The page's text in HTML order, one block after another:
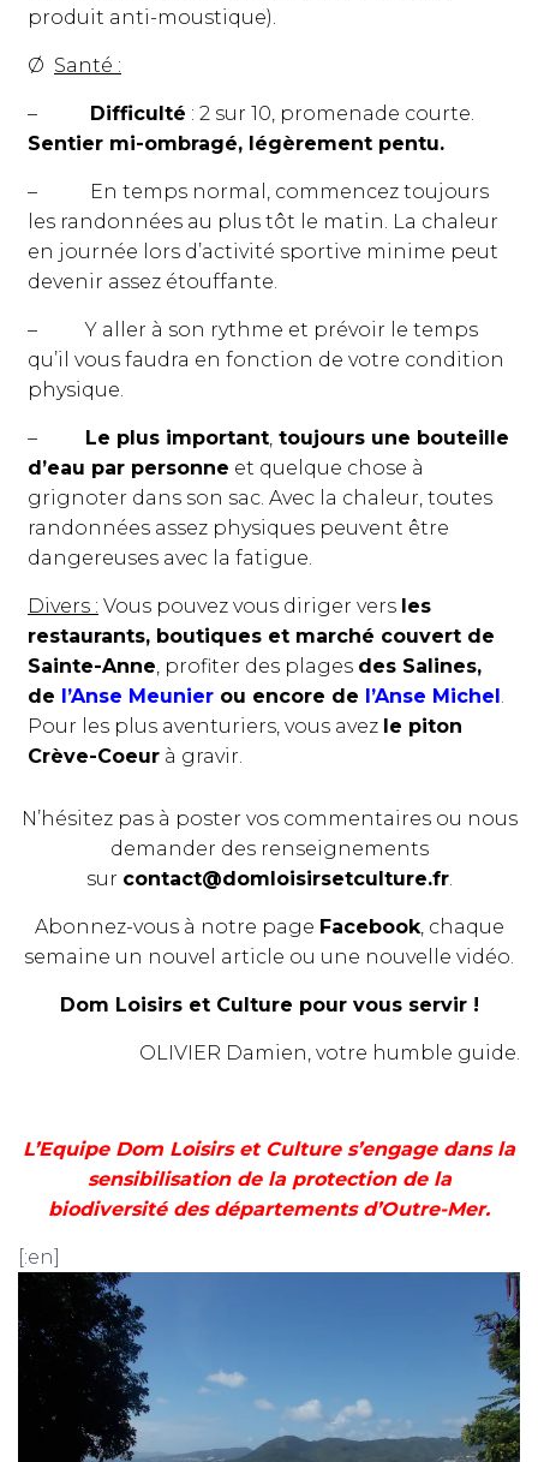
produit anti-moustique).
Ø Santé :
– Difficulté : 2 sur 10, promenade courte.
Sentier mi-ombragé, légèrement pentu.
– En temps normal, commencez toujours
les randonnées au plus tôt le matin. La chaleur
en journée lors d’activité sportive minime peut
devenir assez étouffante.
– Y aller à son rythme et prévoir le temps
qu’il vous faudra en fonction de votre condition
physique.
– Le plus important toujours une bouteille
d’eau par personne et quelque chose à
grignoter dans son sac. Avec la chaleur, toutes
randonnées assez physiques peuvent être
dangereuses avec la fatigue.
Divers : Vous pouvez vous diriger vers les
restaurants, boutiques et marché couvert de
Sainte-Anne , profiter des plages des Salines,
de l’Anse Meunier ou encore de l’Anse Michel
Pour les plus aventuriers, vous avez le piton
Crève-Coeur à gravir.
N’hésitez pas à poster vos commentaires ou nous
demander des renseignements
sur contact@domloisirsetculture.fr.
Abonnez-vous à notre page Facebook, chaque
semaine un nouvel article ou une nouvelle vidéo.
Dom Loisirs et Culture pour vous servir !
OLIVIER Damien, votre humble guide.
L’Equipe Dom Loisirs et Culture s’engage dans la
sensibilisation de la protection de la
biodiversité des départements d’Outre-Mer.
[:en]